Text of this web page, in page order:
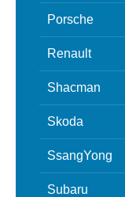
Porsche
Renault
Shacman
Skoda
SsangYong
Subaru